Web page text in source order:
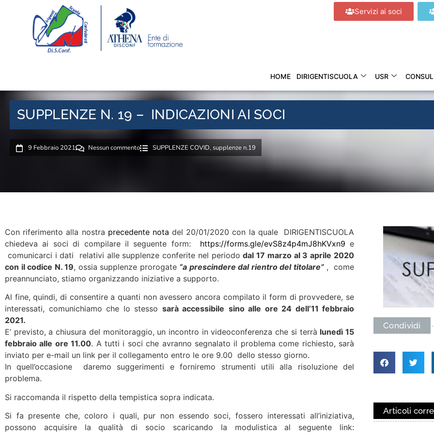
Servizi ai soci
HOME DIRIGENTISCUOLA USR
SUPPLENZE N. 19 – INDICAZIONI AI SOCI
9 Febbraio 2021 Nessun commento SUPPLENZE COVID,supplenze n.19
Con riferimento alla nostra precedente nota del 20/01/2020 con la quale DIRIGENTISCUOLA
chiedeva ai soci di compilare il seguente form: https://forms.gle/evS8z4p4mJ8hKVxn9 e
comunicarci i dati relativi alle supplenze conferite nel periododal 17 marzo al 3 aprile 2020
con il codice N. 19, ossia supplenze prorogate “a prescindere dal rientro del titolare”, come
preannunciato, stiamo organizzando iniziative a supporto.
Al fine, quindi, di consentire a quanti non avessero ancora compilato il form di provvedere, se
interessati, comunichiamo che lo stesso sarà accessibile sino alle ore 24 dell’11 febbraio
2021.
E’ previsto, a chiusura del monitoraggio, un incontro in videoconferenza che si terrà lunedì 15
febbraio alle ore 11.00. A tutti i soci che avranno segnalato il problema come richiesto, sarà
inviato per e-mail un link per il collegamento entro le ore 9.00 dello stesso giorno.
In quell’occasione daremo suggerimenti e forniremo strumenti utili alla risoluzione del
problema.
Si raccomanda il rispetto della tempistica sopra indicata.
Si fa presente che, coloro i quali, pur non essendo soci, fossero interessati all’iniziativa,
possono acquisire la qualità di socio scaricando la modulistica al seguente link:
Condividi
Articoli